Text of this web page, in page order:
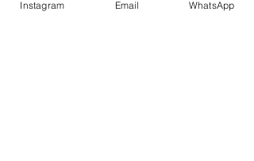
small is alleen geschikt
Instagram Email WhatsApp